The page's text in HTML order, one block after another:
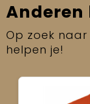
Anderen
Op zoek
helpen je!